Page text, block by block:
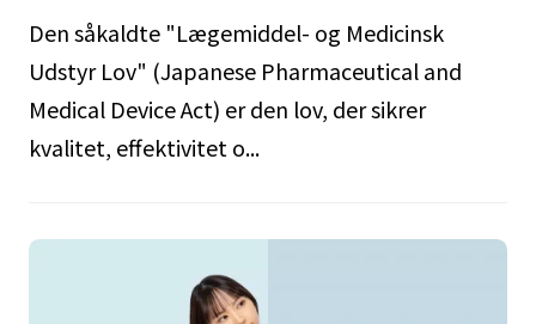
Den såkaldte "Lægemiddel- og Medicinsk
Udstyr Lov" (Japanese Pharmaceutical and
Medical Device Act) er den lov, der sikrer
kvalitet, effektivitet o...